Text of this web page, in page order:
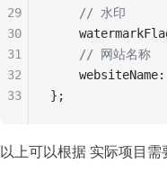
    // 水印
    // 网站名称
    websiteName
:
};
29
30
31
32
33
以上可以根据 实际项目需